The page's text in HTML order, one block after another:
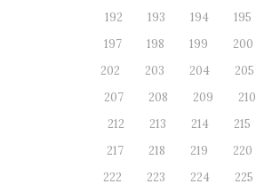
192
193 194 195
197
198 199 200
202
203 204 205
207
208 209 210
212
213 214 215
217
218 219 220
222
223 224 225